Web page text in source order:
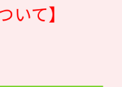
いて】